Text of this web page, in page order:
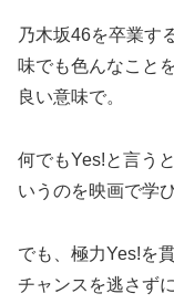
乃木坂46を卒業す
味でも色んなこと
良い意味で。
何でもYes!と言う
いうのを映画で学
でも、極力Yes!を
チャンスを逃さず